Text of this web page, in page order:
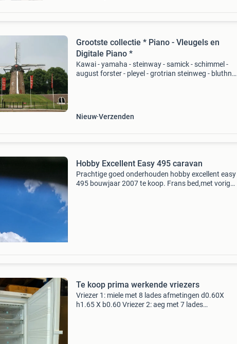
Grootste collectie * Piano - Vleugels en
Digitale Piano *
Kawai - yamaha - steinway - samick - schimmel -
august forster - pleyel - grotrian steinweg - bluthner
Nieuw Verzenden
Hobby Excellent Easy 495 caravan
Prachtige goed onderhouden hobby excellent easy
495 bouwjaar 2007 te koop. Frans bed,met vorig
Te koop prima werkende vriezers
Vriezer 1: miele met 8 lades afmetingen d0.60X
h1.65 X b0.60 Vriezer 2: aeg met 7 lades